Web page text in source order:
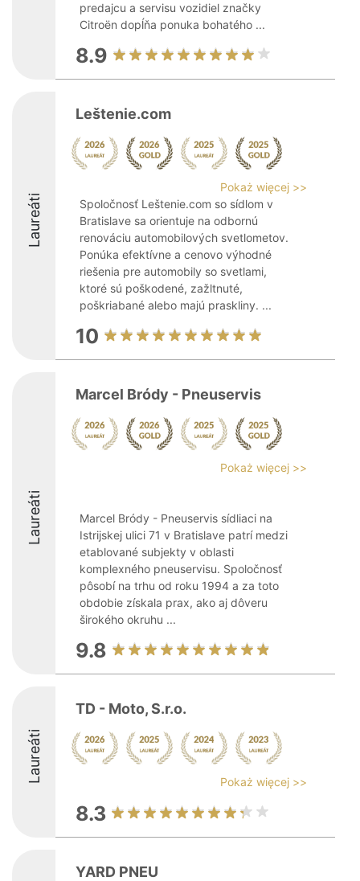
predajcu a servisu vozidiel značky
Citroën dopĺňa ponuka bohatého ...
8.9
Laureáti
Leštenie.com
Pokaż więcej >>
Spoločnosť Leštenie.com so sídlom v
Bratislave sa orientuje na odbornú
renováciu automobilových svetlometov.
Ponúka efektívne a cenovo výhodné
riešenia pre automobily so svetlami,
ktoré sú poškodené, zažltnuté,
poškriabané alebo majú praskliny. ...
10
Laureáti
Marcel Bródy - Pneuservis
Pokaż więcej >>
Marcel Bródy - Pneuservis sídliaci na
Istrijskej ulici 71 v Bratislave patrí medzi
etablované subjekty v oblasti
komplexného pneuservisu. Spoločnosť
pôsobí na trhu od roku 1994 a za toto
obdobie získala prax, ako aj dôveru
širokého okruhu ...
9.8
Laureáti
TD - Moto, S.r.o.
Pokaż więcej >>
8.3
YARD PNEU